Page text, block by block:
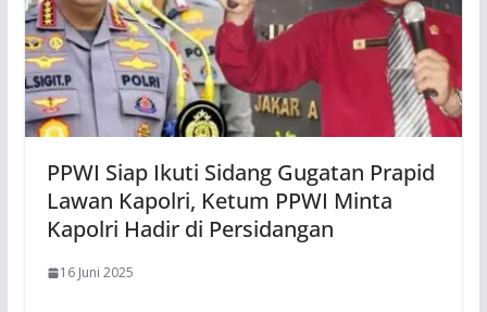
PPWI Siap Ikuti Sidang Gugatan Prapid
Lawan Kapolri, Ketum PPWI Minta
Kapolri Hadir di Persidangan
16 Juni 2025